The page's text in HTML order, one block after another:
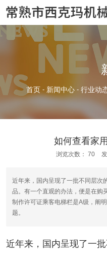
首页 - 新闻中心 - 行业动
如何查看家
浏览次数： 70
近年来，国内呈现了一批不同层次
品。有一个直观的办法，便是在购
制作许可证乘客电梯栏是A级，阐
题。
近年来，国内呈现了一